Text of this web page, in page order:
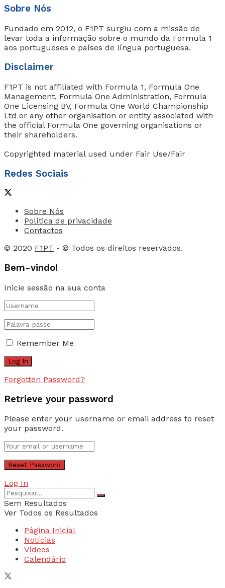
Sobre Nós
Fundado em 2012, o F1PT surgiu com a missão de
levar toda a informação sobre o mundo da Formula 1
aos portugueses e países de língua portuguesa.
Disclaimer
F1PT is not affiliated with Formula 1, Formula One
Management, Formula One Administration, Formula
One Licensing BV, Formula One World Championship
Ltd or any other organisation or entity associated with
the official Formula One governing organisations or
their shareholders.
Copyrighted material used under Fair Use/Fair
Redes Sociais
Sobre Nós
Política de privacidade
Contactos
© 2020 F1PT - © Todos os direitos reservados.
Bem-vindo!
Inicie sessão na sua conta
Remember Me
Forgotten Password?
Retrieve your password
Please enter your username or email address to reset
your password.
Log In
Sem Resultados
Ver Todos os Resultados
Página Inicial
Notícias
Vídeos
Calendário